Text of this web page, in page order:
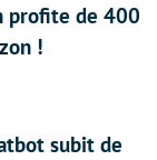
profite de 400
!
subit de